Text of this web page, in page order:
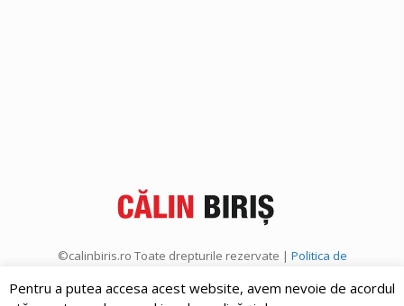
©calinbiris.ro Toate drepturile rezervate | Politica de
Pentru a putea accesa acest website, avem nevoie de acordul